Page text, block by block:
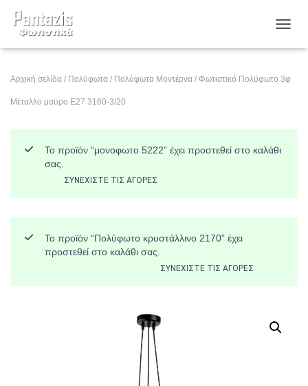
Αρχική σελίδα / Πολύφωτα / Πολύφωτα Μοντέρνα / Φωτιστικό Πολύφωτο 3φ
Μέταλλο μαύρο Ε27 3160-3/20
Το προϊόν “μονοφωτο 5222” έχει προστεθεί στο καλάθι
σας.
ΣΥΝΕΧΊΣΤΕ ΤΙΣ ΑΓΟΡΈΣ
Το προϊόν “Πολύφωτο κρυστάλλινο 2170” έχει
προστεθεί στο καλάθι σας.
ΣΥΝΕΧΊΣΤΕ ΤΙΣ ΑΓΟΡΈΣ